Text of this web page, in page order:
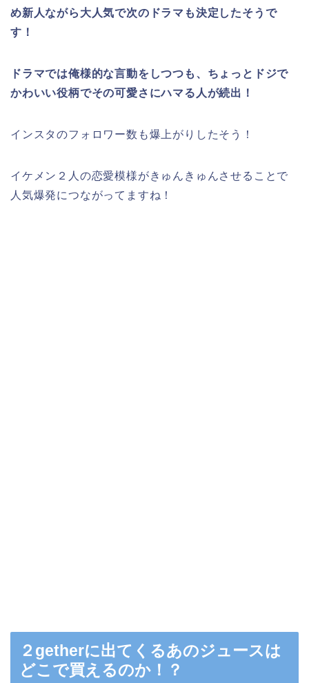
め新人ながら大人気で次のドラマも決定したそうで
す！
ドラマでは俺様的な言動をしつつも、ちょっとドジで
かわいい役柄でその可愛さにハマる人が続出！
インスタのフォロワー数も爆上がりしたそう！
イケメン２人の恋愛模様がきゅんきゅんさせることで
人気爆発につながってますね！
２getherに出てくるあのジュースは
どこで買えるのか！？